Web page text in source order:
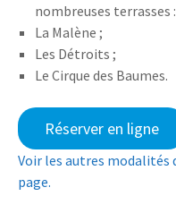
nombreuses
La Malène ;
Les Détroits ;
Le Cirque des Baumes.
Réserver en ligne
Voir les autres modalités
page.